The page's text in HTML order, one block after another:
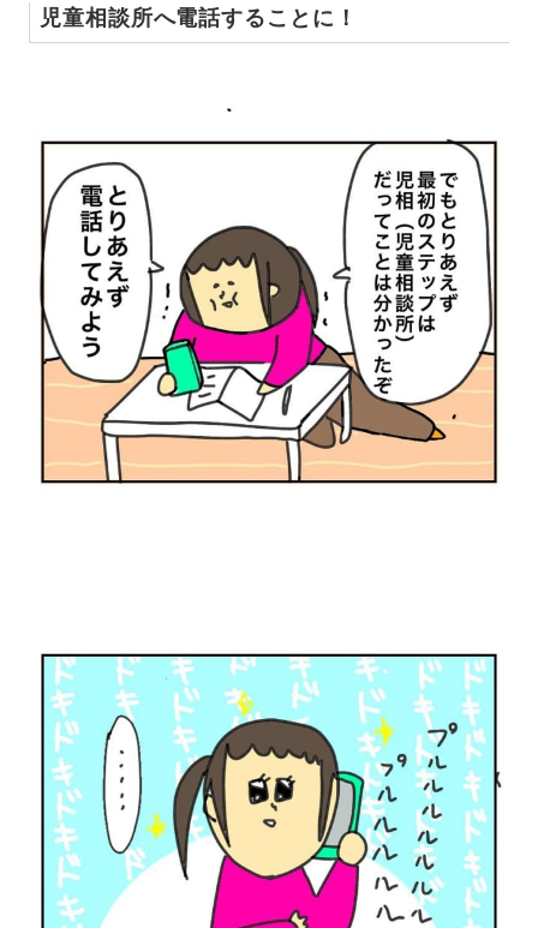
児童相談所へ電話することに！